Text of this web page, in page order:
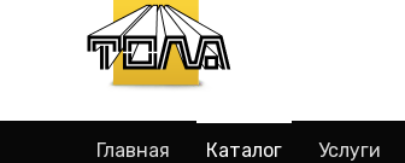
Главная Каталог Услуги